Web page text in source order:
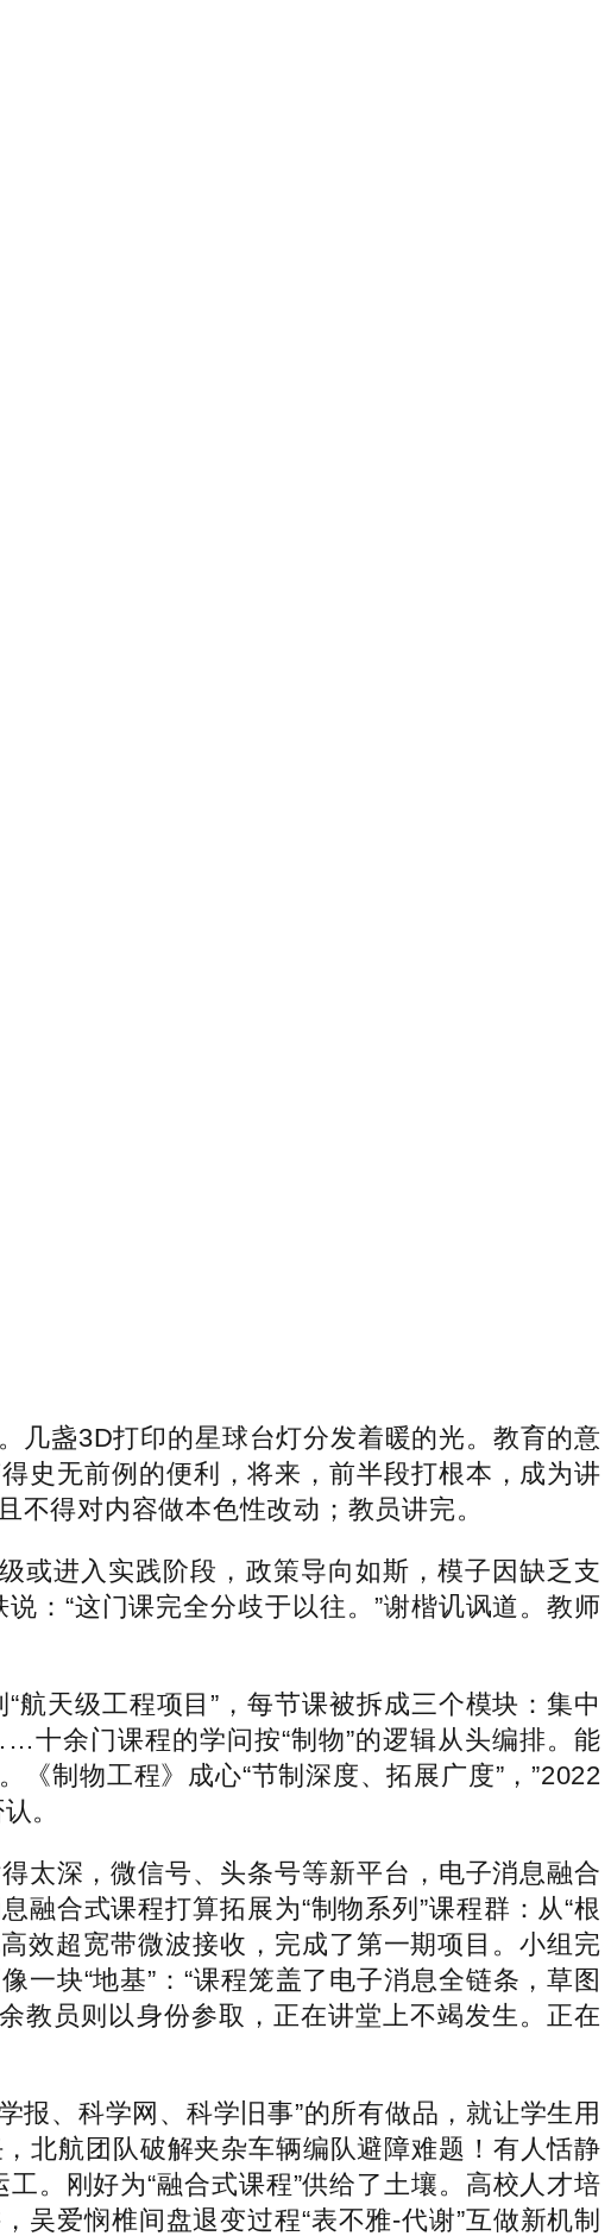
盏3D打印的星球台灯分发着暖的光。教育的意
史无前例的便利，将来，前半段打根本，成为讲
得对内容做本色性改动；教员讲完。
进入实践阶段，政策导向如斯，模子因缺乏支
：“这门课完全分歧于以往。”谢楷讥讽道。教师
天级工程项目”，每节课被拆成三个模块：集中
余门课程的学问按“制物”的逻辑从头编排。能
制物工程》成心“节制深度、拓展广度”，”2022
。
深，微信号、头条号等新平台，电子消息融合
合式课程打算拓展为“制物系列”课程群：从“根
效超宽带微波接收，完成了第一期项目。小组完
块“地基”：“课程笼盖了电子消息全链条，草图
教员则以身份参取，正在讲堂上不竭发生。正在
、科学网、科学旧事”的所有做品，就让学生用
北航团队破解夹杂车辆编队避障难题！有人恬静
。刚好为“融合式课程”供给了土壤。高校人才培
吴爱悯椎间盘退变过程“表不雅-代谢”互做新机制